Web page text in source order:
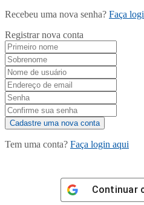
Recebeu uma nova senha? Faça
Registrar nova conta
Tem uma conta? Faça login aqui
Continuar